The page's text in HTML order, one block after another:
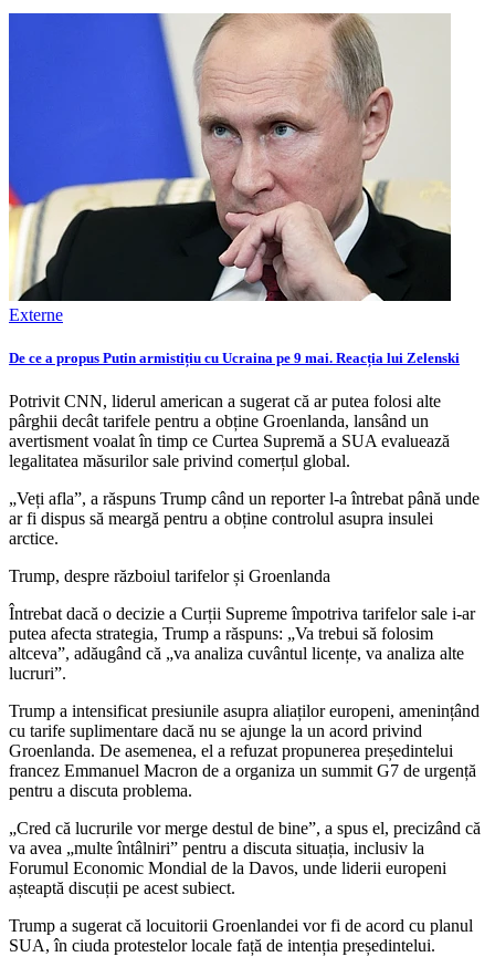
Externe
De ce a propus Putin armistițiu cu Ucraina pe 9 mai. Reacția lui Zelenski
Potrivit CNN, liderul american a sugerat că ar putea folosi alte
pârghii decât tarifele pentru a obține Groenlanda, lansând un
avertisment voalat în timp ce Curtea Supremă a SUA evaluează
legalitatea măsurilor sale privind comerțul global.
„Veți afla”, a răspuns Trump când un reporter l-a întrebat până unde
ar fi dispus să meargă pentru a obține controlul asupra insulei
arctice.
Trump, despre războiul tarifelor și Groenlanda
Întrebat dacă o decizie a Curții Supreme împotriva tarifelor sale i-ar
putea afecta strategia, Trump a răspuns: „Va trebui să folosim
altceva”, adăugând că „va analiza cuvântul licențe, va analiza alte
lucruri”.
Trump a intensificat presiunile asupra aliaților europeni, amenințând
cu tarife suplimentare dacă nu se ajunge la un acord privind
Groenlanda. De asemenea, el a refuzat propunerea președintelui
francez Emmanuel Macron de a organiza un summit G7 de urgență
pentru a discuta problema.
„Cred că lucrurile vor merge destul de bine”, a spus el, precizând că
va avea „multe întâlniri” pentru a discuta situația, inclusiv la
Forumul Economic Mondial de la Davos, unde liderii europeni
așteaptă discuții pe acest subiect.
Trump a sugerat că locuitorii Groenlandei vor fi de acord cu planul
SUA, în ciuda protestelor locale față de intenția președintelui.